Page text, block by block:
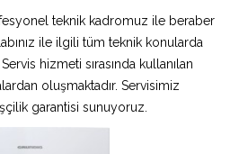
teknik kadromuz ile beraber
ile ilgili tüm teknik konularda
hizmeti sırasında kullanılan
oluşmaktadır. Servisimiz
garantisi sunuyoruz.